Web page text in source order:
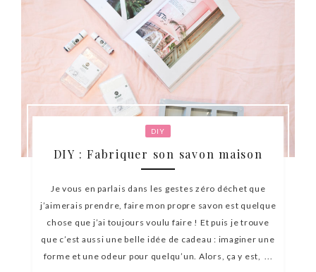
DIY
DIY : Fabriquer son savon maison
Je vous en parlais dans les gestes zéro déchet que
j’aimerais prendre, faire mon propre savon est quelque
chose que j’ai toujours voulu faire ! Et puis je trouve
que c’est aussi une belle idée de cadeau : imaginer une
forme et une odeur pour quelqu’un. Alors, ça y est, ...